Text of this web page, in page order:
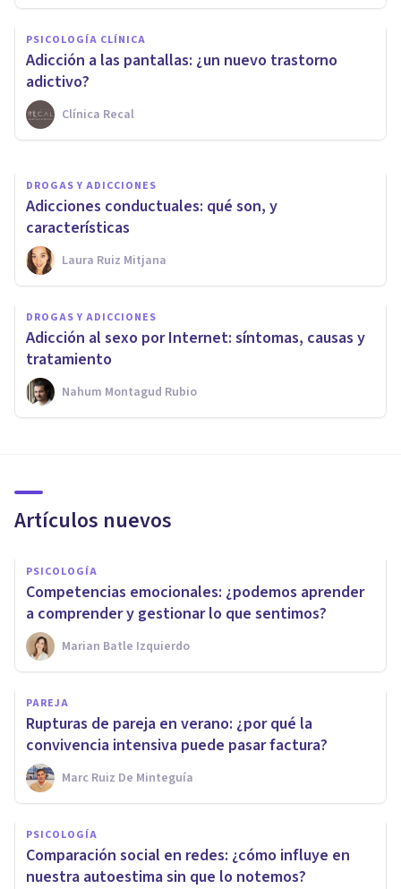
PSICOLOGÍA CLÍNICA
Adicción a las pantallas: ¿un nuevo trastorno
adictivo?
Clínica Recal
DROGAS Y ADICCIONES
Las nuevas adicciones
Andrés Cohen
DROGAS Y ADICCIONES
Adicciones conductuales: qué son, y
características
Laura Ruiz Mitjana
DROGAS Y ADICCIONES
Adicción al sexo por Internet: síntomas, causas y
tratamiento
Nahum Montagud Rubio
Artículos nuevos
PSICOLOGÍA
Competencias emocionales: ¿podemos aprender
a comprender y gestionar lo que sentimos?
Marian Batle Izquierdo
PAREJA
Rupturas de pareja en verano: ¿por qué la
convivencia intensiva puede pasar factura?
Marc Ruiz De Minteguía
PSICOLOGÍA
Comparación social en redes: ¿cómo influye en
nuestra autoestima sin que lo notemos?